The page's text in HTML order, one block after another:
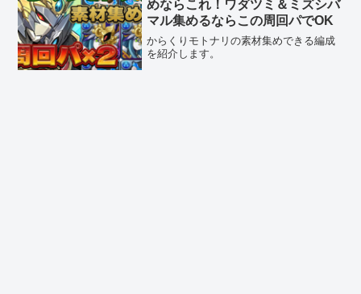
めならこれ！ワダツミ＆ミズシバ
マル集めるならこの周回パでOK
からくりモトナリの素材集めできる編成
を紹介します。